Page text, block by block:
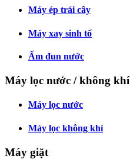
Máy ép trái cây
Máy xay sinh tố
Ấm đun nước
Máy lọc nước / không khí
Máy lọc nước
Máy lọc không khí
Máy giặt